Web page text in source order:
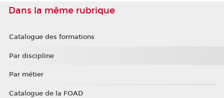
Dans la même rubrique
Catalogue des formations
Par discipline
Par métier
Catalogue de la FOAD